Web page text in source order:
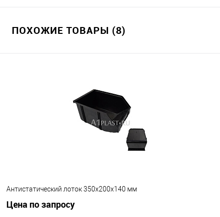
ПОХОЖИЕ ТОВАРЫ (8)
Антистатический лоток 350х200х140 мм
Цена по запросу